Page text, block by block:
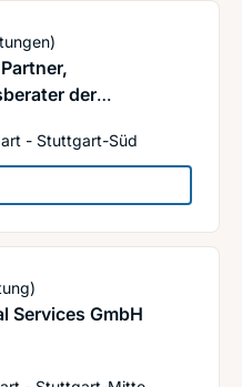
der
- Stuttgart-Süd
Partner, Vermögensberater der
Services GmbH